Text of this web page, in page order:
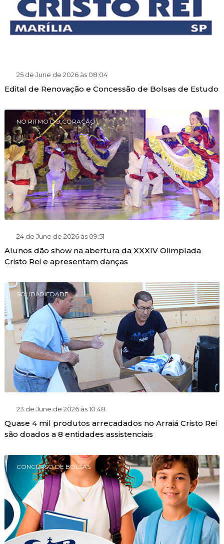
25 de June de 2026 às 08:04
Edital de Renovação e Concessão de Bolsas de Estudo
NO RITMO DO CORAÇÃO
24 de June de 2026 às 09:51
Alunos dão show na abertura da XXXIV Olimpíada
Cristo Rei e apresentam danças
SOLIDARIEDADE
23 de June de 2026 às 10:48
Quase 4 mil produtos arrecadados no Arraiá Cristo Rei
são doados a 8 entidades assistenciais
CONCURSO DE BOLSAS